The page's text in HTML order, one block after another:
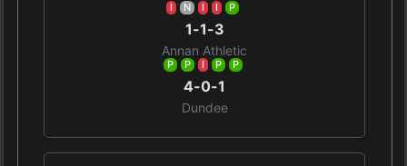
I N I I P
1-1-3
Annan Athletic
P P I P P
4-0-1
Dundee